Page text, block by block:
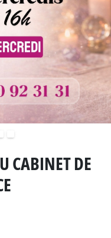
CABINET DE